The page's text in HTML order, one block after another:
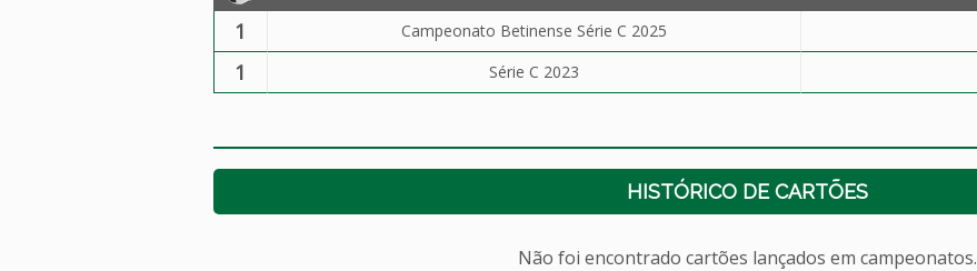
1 Campeonato Betinense Série C 2025
1 Série C 2023
HISTÓRICO DE CARTÕES
Não foi encontrado cartões lançados em campeonatos.